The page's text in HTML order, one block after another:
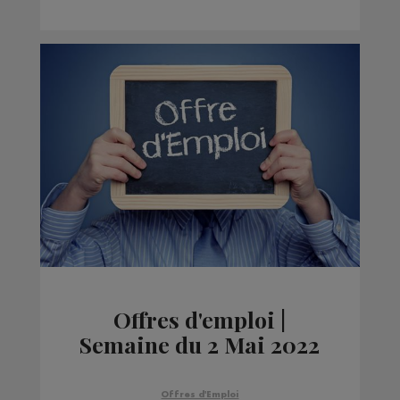
Offres d'emploi |
Semaine du 2 Mai 2022
Offres d'Emploi